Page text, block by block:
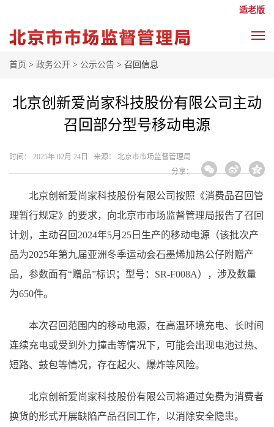
适老版
首页 > 政务公开 > 公示公告 > 召回信息
北京创新爱尚家科技股份有限公司主动
召回部分型号移动电源
时间： 2025年 02月 24日 来源： 北京市市场监督管理局
分享：
北京创新爱尚家科技股份有限公司按照《消费品召回管
理暂行规定》的要求，向北京市市场监督管理局报告了召回
计划，主动召回2024年5月25日生产的移动电源（该批次产
品为2025年第九届亚洲冬季运动会石墨烯加热公仔附赠产
品，参数面有“赠品”标识；型号：SR-F008A），涉及数量
为650件。
本次召回范围内的移动电源，在高温环境充电、长时间
连续充电或受到外力撞击等情况下，可能会出现电池过热、
短路、鼓包等情况，存在起火、爆炸等风险。
北京创新爱尚家科技股份有限公司将通过免费为消费者
换货的形式开展缺陷产品召回工作，以消除安全隐患。